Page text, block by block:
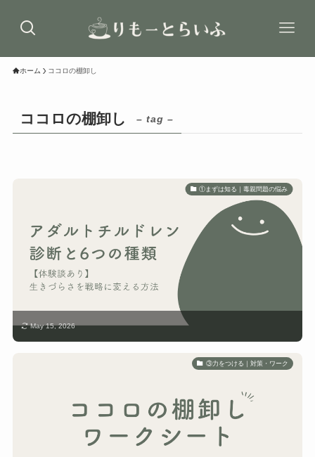
ホーム ココロの棚卸し
ココロの棚卸し – tag –
①まずは知る｜毒親問題の悩み
May 15, 2026
③力をつける｜対策・ワーク